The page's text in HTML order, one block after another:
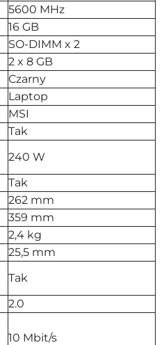
5600 MHz
16 GB
SO-DIMM x 2
2 x 8 GB
Czarny
Laptop
MSI
Tak
240 W
Tak
262 mm
359 mm
2,4 kg
25,5 mm
Tak
2.0
10 Mbit/s